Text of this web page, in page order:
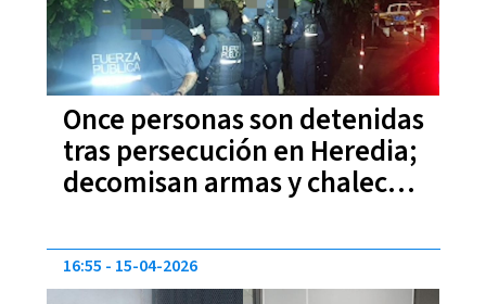
Once personas son detenidas
tras persecución en Heredia;
decomisan armas y chalecos
16:55 15-04-2026